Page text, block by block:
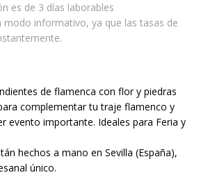
es de 3 días laborables
modo informativo, ya que las tasas de
de flamenca con flor y piedras
complementar tu traje flamenco y
evento importante. Ideales para Feria y
hechos a mano en Sevilla (España),
único.